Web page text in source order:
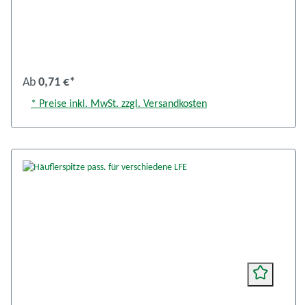
Ab 0,71 €*
* Preise inkl. MwSt. zzgl. Versandkosten